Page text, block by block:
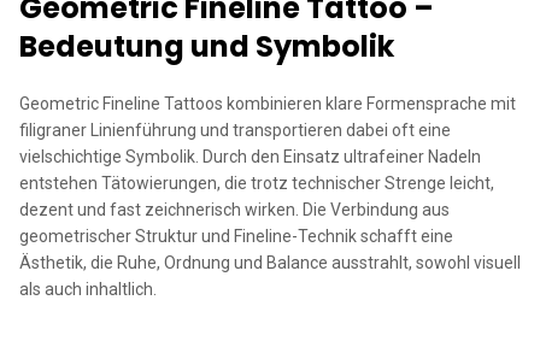
Bedeutung und Symbolik
Geometric Fineline Tattoos kombinieren klare Formensprache mit
filigraner Linienführung und transportieren dabei oft eine
vielschichtige Symbolik. Durch den Einsatz ultrafeiner Nadeln
entstehen Tätowierungen, die trotz technischer Strenge leicht,
dezent und fast zeichnerisch wirken. Die Verbindung aus
geometrischer Struktur und Fineline-Technik schafft eine
Ästhetik, die Ruhe, Ordnung und Balance ausstrahlt, sowohl visuell
als auch inhaltlich.